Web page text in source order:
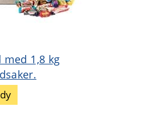
med 1,8 kg